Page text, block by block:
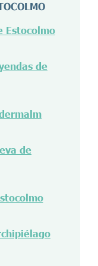
Estocolmo
de
de